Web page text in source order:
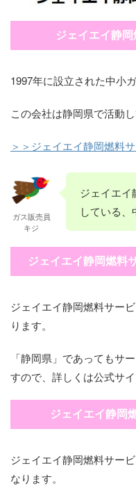
ジェイエイ静
1997年に設立された中小
この会社は静岡県で活動し
＞＞ジェイエイ静岡燃料
ガス販売員
キジ
ジェイエイ
している、
ジェイエイ静岡燃料
ジェイエイ静岡燃料サー
ります。
「静岡県」であってもサ
すので、詳しくは公式サ
ジェイエイ静岡
ジェイエイ静岡燃料サー
なります。